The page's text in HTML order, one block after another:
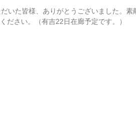
いた皆様、ありがとうございました。素
ださい。（有吉22日在廊予定です。）